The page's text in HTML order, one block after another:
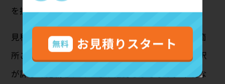
を提供している業者を見つけることができます。
見積もり内容が明確であることも重要です。清掃箇
所ごとの料金、作業費、追加料金など、費用の内訳
が詳しく記載されているか確認しましょう。不明な